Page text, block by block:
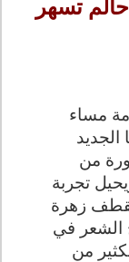
تسهر
مساء
الجديد
من
تجربة
تقطف زهرة
الشعر في
من